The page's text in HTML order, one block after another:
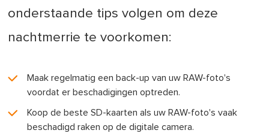
onderstaande tips volgen om deze
nachtmerrie te voorkomen:
Maak regelmatig een back-up van uw RAW-foto's
voordat er beschadigingen optreden.
Koop de beste SD-kaarten als uw RAW-foto's vaak
beschadigd raken op de digitale camera.